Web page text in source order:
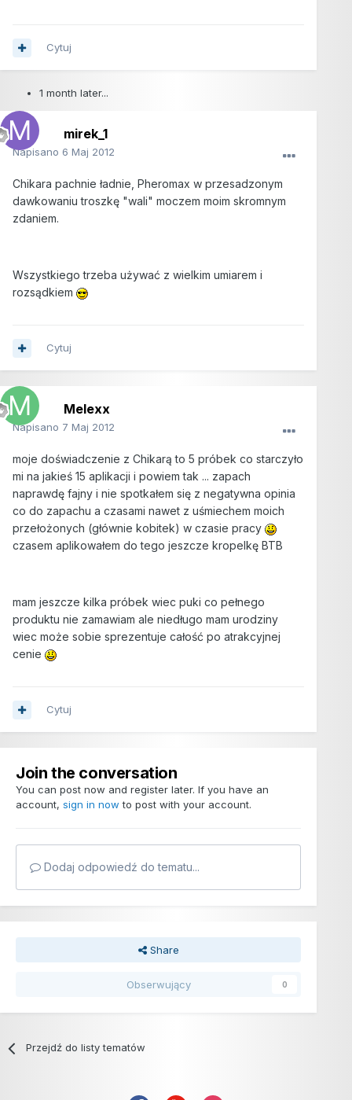
Cytuj
1 month later...
mirek_1
Napisano 6 Maj 2012
Chikara pachnie ładnie, Pheromax w przesadzonym
dawkowaniu troszkę "wali" moczem moim skromnym
zdaniem.
Wszystkiego trzeba używać z wielkim umiarem i
rozsądkiem
Cytuj
Melexx
Napisano 7 Maj 2012
moje doświadczenie z Chikarą to 5 próbek co starczyło
mi na jakieś 15 aplikacji i powiem tak ... zapach
naprawdę fajny i nie spotkałem się z negatywna opinia
co do zapachu a czasami nawet z uśmiechem moich
przełożonych (głównie kobitek) w czasie pracy
czasem aplikowałem do tego jeszcze kropelkę BTB
mam jeszcze kilka próbek wiec puki co pełnego
produktu nie zamawiam ale niedługo mam urodziny
wiec może sobie sprezentuje całość po atrakcyjnej
cenie
Cytuj
Join the conversation
You can post now and register later. If you have an
account, sign in now to post with your account.
Dodaj odpowiedź do tematu...
Share
Obserwujący 0
Przejdź do listy tematów